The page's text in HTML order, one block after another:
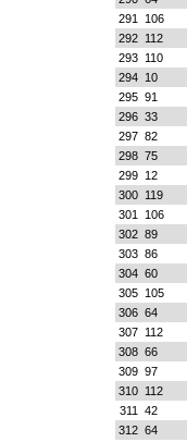
291
106
292 112
293 110
294 10
295 91
296 33
297 82
298 75
299 12
300 119
301
106
302 89
303 86
304 60
305 105
306 64
307 112
308 66
309 97
310 112
311
42
312 64